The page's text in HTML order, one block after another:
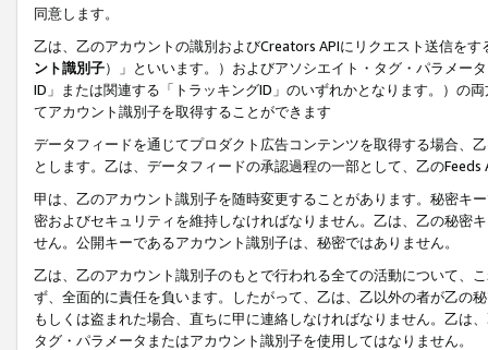
同意します。
乙は、乙のアカウントの識別およびCreators APIにリクエスト送信を
ント識別子）」といいます。）およびアソシエイト・タグ・パラメー
ID」または関連する「トラッキングID」のいずれかとなります。）の
てアカウント識別子を取得することができます
データフィードを通じてプロダクト広告コンテンツを取得する場合、
とします。乙は、データフィードの承認過程の一部として、乙の
甲は、乙のアカウント識別子を随時変更することがあります。秘密キ
密およびセキュリティを維持しなければなりません。乙は、乙の秘密
せん。公開キーであるアカウント識別子は、秘密ではありません。
乙は、乙のアカウント識別子のもとで行われる全ての活動について、
ず、全面的に責任を負います。したがって、乙は、乙以外の者が乙の
もしくは盗まれた場合、直ちに甲に連絡しなければなりません。乙は
タグ・パラメータまたはアカウント識別子を使用してはなりません。